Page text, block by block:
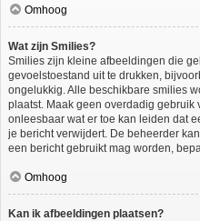
Omhoog
Wat zijn Smilies?
Smilies zijn kleine afbeeldingen die
gevoelstoestand uit te drukken,
ongelukkig. Alle beschikbare smilies
plaatst. Maak geen overdadig gebruik
onleesbaar wat er toe kan leiden dat
je bericht verwijdert. De beheerder
een bericht gebruikt mag worden,
Omhoog
Kan ik afbeeldingen plaatsen?